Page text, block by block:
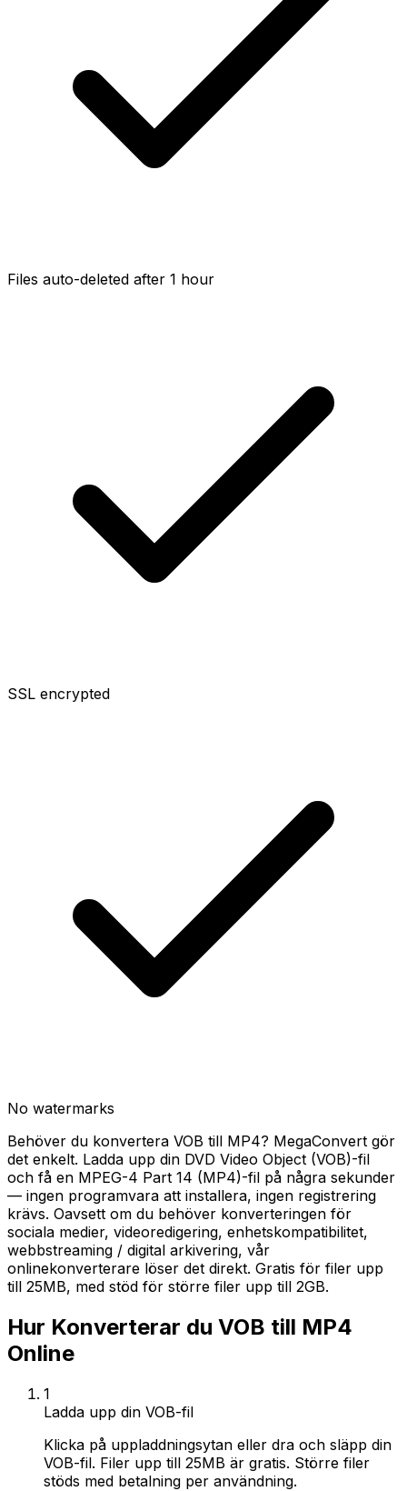
Files auto-deleted after 1 hour
SSL encrypted
No watermarks
Behöver du konvertera VOB till MP4? MegaConvert gör
det enkelt. Ladda upp din DVD Video Object (VOB)-fil
och få en MPEG-4 Part 14 (MP4)-fil på några sekunder
— ingen programvara att installera, ingen registrering
krävs. Oavsett om du behöver konverteringen för
sociala medier, videoredigering, enhetskompatibilitet,
webbstreaming / digital arkivering, vår
onlinekonverterare löser det direkt. Gratis för filer upp
till 25MB, med stöd för större filer upp till 2GB.
Hur Konverterar du VOB till MP4
Online
1
Ladda upp din VOB-fil
Klicka på uppladdningsytan eller dra och släpp din
VOB-fil. Filer upp till 25MB är gratis. Större filer
stöds med betalning per användning.